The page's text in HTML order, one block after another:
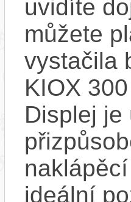
uvidíte
můžete
vystačila
KIOX
Displej
ideální